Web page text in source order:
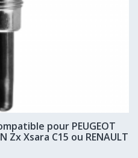
pour PEUGEOT
Zx Xsara C15 ou RENAULT